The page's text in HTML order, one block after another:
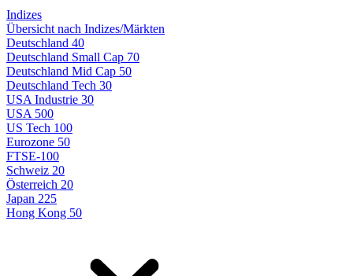
Indizes
Übersicht nach Indizes/Märkten
Deutschland 40
Deutschland Small Cap 70
Deutschland Mid Cap 50
Deutschland Tech 30
USA Industrie 30
USA 500
US Tech 100
Eurozone 50
FTSE-100
Schweiz 20
Österreich 20
Japan 225
Hong Kong 50